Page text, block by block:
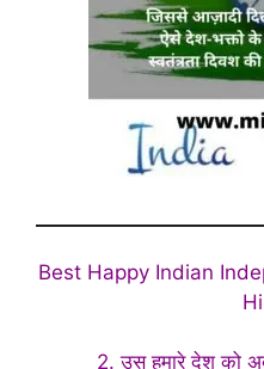
Best Happy Indian
2. उस हमारे देश को